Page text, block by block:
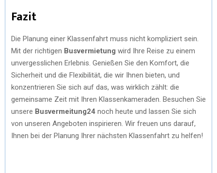
Fazit
Die Planung einer Klassenfahrt muss nicht kompliziert sein.
Mit der richtigen Busvermietung wird Ihre Reise zu einem
unvergesslichen Erlebnis. Genießen Sie den Komfort, die
Sicherheit und die Flexibilität, die wir Ihnen bieten, und
konzentrieren Sie sich auf das, was wirklich zählt: die
gemeinsame Zeit mit Ihren Klassenkameraden. Besuchen Sie
unsere Busvermeitung24 noch heute und lassen Sie sich
von unseren Angeboten inspirieren. Wir freuen uns darauf,
Ihnen bei der Planung Ihrer nächsten Klassenfahrt zu helfen!